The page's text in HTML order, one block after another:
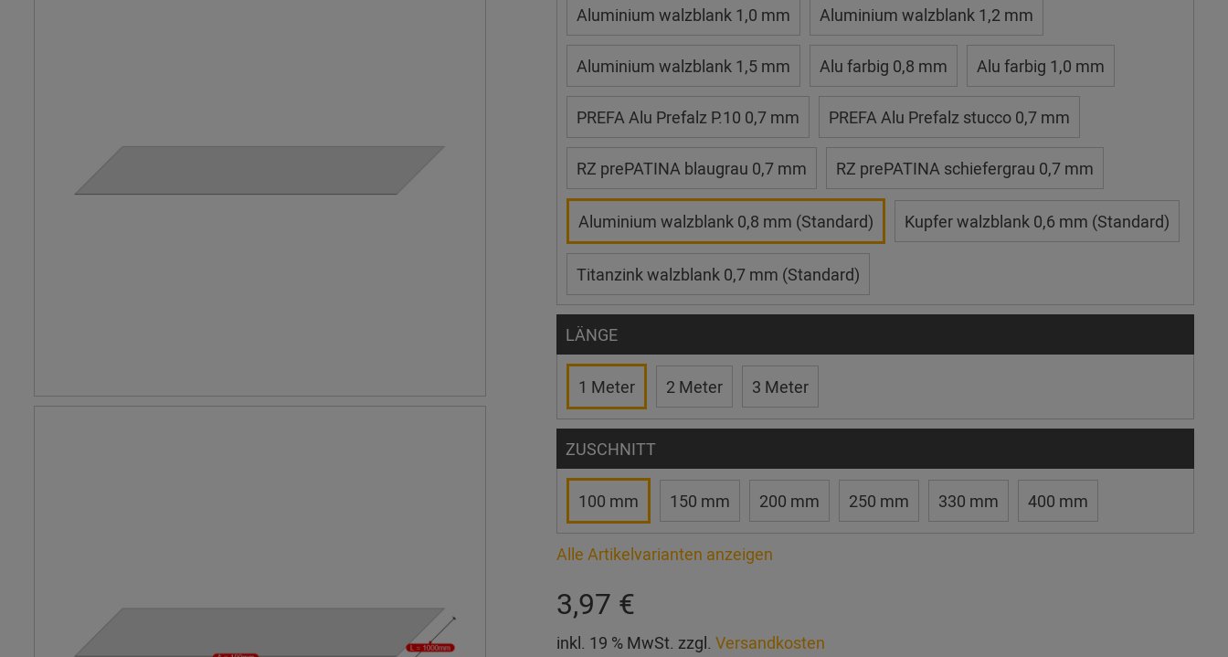
Aluminium walzblank 1,0 mm Aluminium walzblank 1,2 mm
Aluminium walzblank 1,5 mm Alu farbig 0,8 mm Alu farbig 1,0 mm
PREFA Alu Prefalz P.10 0,7 mm PREFA Alu Prefalz stucco 0,7 mm
RZ prePATINA blaugrau 0,7 mm RZ prePATINA schiefergrau 0,7 mm
Aluminium walzblank 0,8 mm (Standard) Kupfer walzblank 0,6 mm (Standard)
Titanzink walzblank 0,7 mm (Standard)
LÄNGE
1 Meter 2 Meter 3 Meter
ZUSCHNITT
100 mm 150 mm 200 mm 250 mm 330 mm 400 mm
Alle Artikelvarianten anzeigen
3,97 €
inkl. 19 % MwSt. zzgl. Versandkosten